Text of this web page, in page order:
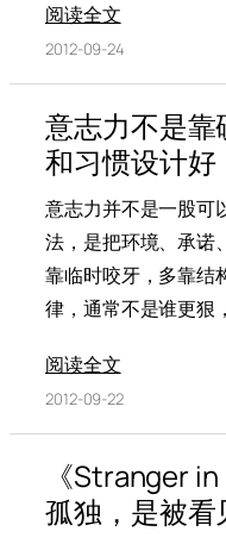
阅读全文
2012-09-24
意志力不是
和习惯设计好
意志力并不是一股可
法，是把环境、承诺
靠临时咬牙，多靠结
律，通常不是谁更狠
阅读全文
2012-09-22
《Stranger
孤独，是被